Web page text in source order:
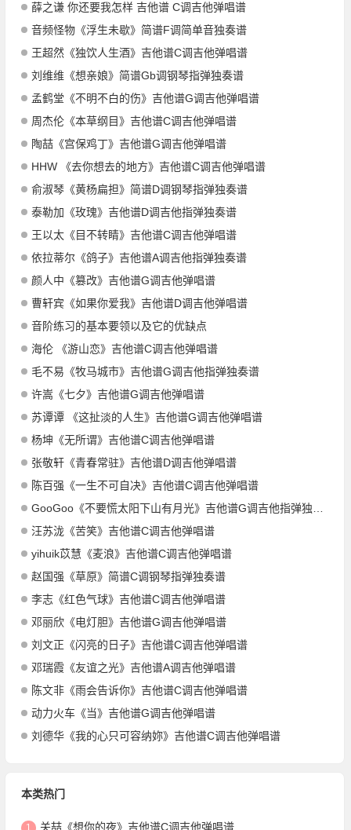
薛之谦 你还要我怎样 吉他谱 C调吉他弹唱谱
音频怪物《浮生未歇》简谱F调简单音独奏谱
王超然《独饮人生酒》吉他谱C调吉他弹唱谱
刘维维《想亲娘》简谱Gb调钢琴指弹独奏谱
孟鹤堂《不明不白的伤》吉他谱G调吉他弹唱谱
周杰伦《本草纲目》吉他谱C调吉他弹唱谱
陶喆《宫保鸡丁》吉他谱G调吉他弹唱谱
HHW 《去你想去的地方》吉他谱C调吉他弹唱谱
俞淑琴《黄杨扁担》简谱D调钢琴指弹独奏谱
泰勒加《玫瑰》吉他谱D调吉他指弹独奏谱
王以太《目不转睛》吉他谱C调吉他弹唱谱
依拉蒂尔《鸽子》吉他谱A调吉他指弹独奏谱
颜人中《篡改》吉他谱G调吉他弹唱谱
曹轩宾《如果你爱我》吉他谱D调吉他弹唱谱
音阶练习的基本要领以及它的优缺点
海伦 《游山恋》吉他谱C调吉他弹唱谱
毛不易《牧马城市》吉他谱G调吉他指弹独奏谱
许嵩《七夕》吉他谱G调吉他弹唱谱
苏谭谭 《这扯淡的人生》吉他谱G调吉他弹唱谱
杨坤《无所谓》吉他谱C调吉他弹唱谱
张敬轩《青春常驻》吉他谱D调吉他弹唱谱
陈百强《一生不可自决》吉他谱C调吉他弹唱谱
GooGoo《不要慌太阳下山有月光》吉他谱G调吉他指弹独奏谱
汪苏泷《苦笑》吉他谱C调吉他弹唱谱
yihuik苡慧《麦浪》吉他谱C调吉他弹唱谱
赵国强《草原》简谱C调钢琴指弹独奏谱
李志《红色气球》吉他谱C调吉他弹唱谱
邓丽欣《电灯胆》吉他谱G调吉他弹唱谱
刘文正《闪亮的日子》吉他谱C调吉他弹唱谱
邓瑞霞《友谊之光》吉他谱A调吉他弹唱谱
陈文非《雨会告诉你》吉他谱C调吉他弹唱谱
动力火车《当》吉他谱G调吉他弹唱谱
刘德华《我的心只可容纳妳》吉他谱C调吉他弹唱谱
本类热门
1 关喆《想你的夜》吉他谱C调吉他弹唱谱